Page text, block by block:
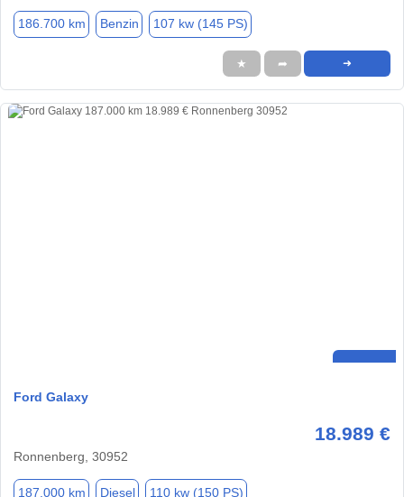
186.700 km Benzin 107 kw (145 PS)
★ ➦ ➜
Ford Galaxy
18.989 €
Ronnenberg, 30952
187.000 km Diesel 110 kw (150 PS)